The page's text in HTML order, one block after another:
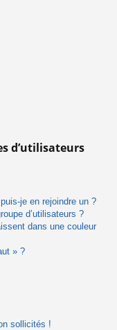
d’utilisateurs
je en rejoindre un ?
d’utilisateurs ?
dans une couleur
» ?
sollicités !